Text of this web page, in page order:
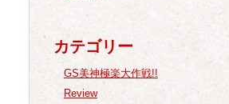
カテゴリー
GS美神極楽大作戦!!
Review